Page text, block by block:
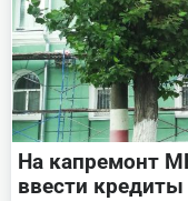
На капремонт
ввести кредиты